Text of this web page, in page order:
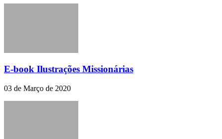
E-book Ilustrações Missionárias
03 de Março de 2020